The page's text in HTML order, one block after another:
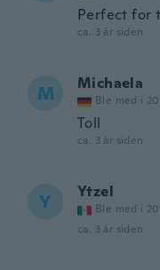
Perfect for
ca. 3 år siden
M Michaela
Ble med i
Toll
ca. 3 år siden
Y Ytzel
Ble med i
ca. 3 år siden